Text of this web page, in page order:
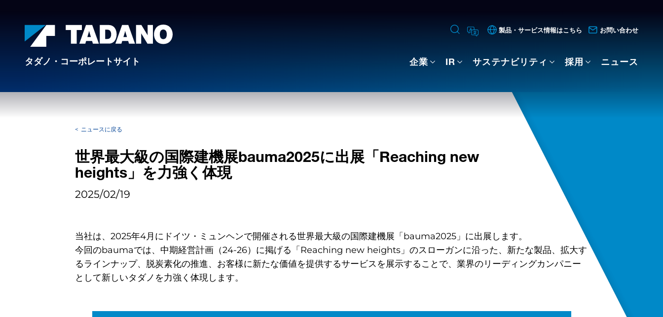
製品・サービス情報はこちら お問い合わせ
タダノ・コーポレートサイト 企業 IR サステナビリティ 採用 ニュース
ニュースに戻る
世界最大級の国際建機展bauma2025に出展「Reaching new
heights」を力強く体現
2025/02/19
当社は、2025年4月にドイツ・ミュンヘンで開催される世界最大級の国際建機展「bauma2025」に出展します。
今回のbaumaでは、中期経営計画（24-26）に掲げる「Reaching new heights」のスローガンに沿った、新たな製品、拡大す
るラインナップ、脱炭素化の推進、お客様に新たな価値を提供するサービスを展示することで、業界のリーディングカンパニー
として新しいタダノを力強く体現します。